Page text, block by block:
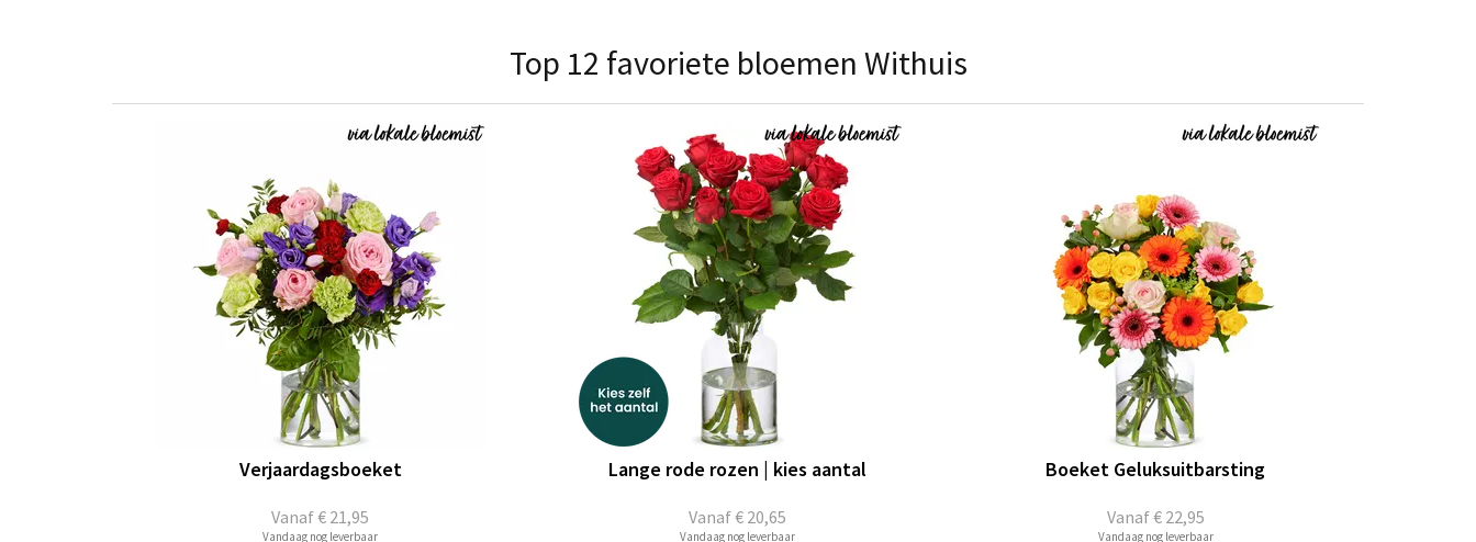
Top 12 favoriete bloemen Withuis
Vanaf€ 21,95
Verjaardagsboeket
Vandaag nog leverbaar
Vanaf€ 20,65
Lange rode rozen | kies aantal
Vandaag nog leverbaar
Vanaf€ 22,95
Boeket Geluksuitbarsting
Vandaag nog leverbaar